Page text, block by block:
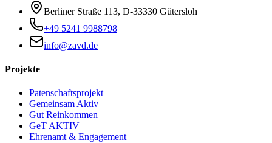
Berliner Straße 113, D-33330 Gütersloh
+49 5241 9988798
info@zavd.de
Projekte
Patenschaftsprojekt
Gemeinsam Aktiv
Gut Reinkommen
GeT AKTIV
Ehrenamt & Engagement